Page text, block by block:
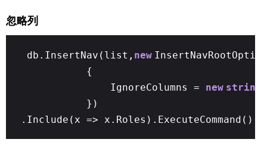
忽略列
db.InsertNav(list, new
{
IgnoreColumns = new string
})
.Include(x => x.Roles).ExecuteCommand();